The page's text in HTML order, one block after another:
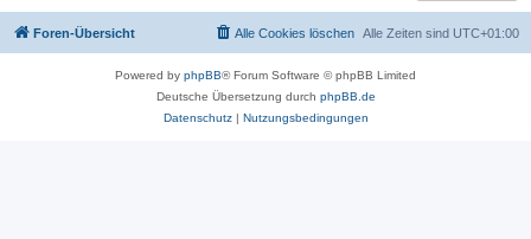
Foren-Übersicht Alle Zeiten sind UTC+01:00
Alle Cookies löschen
Powered by phpBB® Forum Software © phpBB Limited
Deutsche Übersetzung durch phpBB.de
Datenschutz| Nutzungsbedingungen